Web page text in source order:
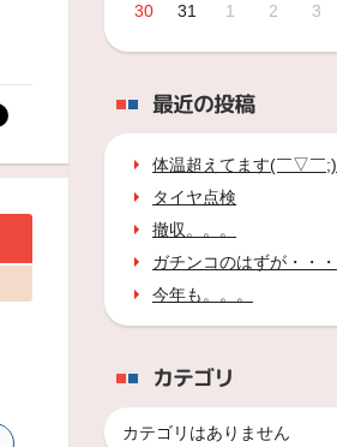
30
31 1 2 3
最近の投稿
体温超えてます(￣▽￣;)
タイヤ点検
撤収。。。
ガチンコのはずが・・・
今年も。。。
カテゴリ
カテゴリはありません